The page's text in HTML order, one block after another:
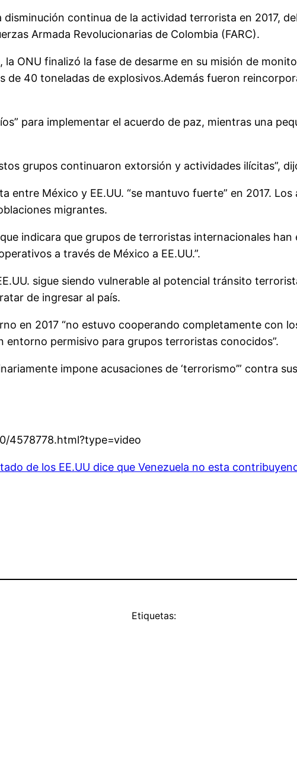
continua de la actividad terrorista en 2017,
Armada Revolucionarias de Colombia (FARC).
ONU finalizó la fase de desarme en su misión de
40 toneladas de explosivos.Además fueron
para implementar el acuerdo de paz, mientras una
grupos continuaron extorsión y actividades ilícitas”,
México y EE.UU. “se mantuvo fuerte” en 2017.
migrantes.
indicara que grupos de terroristas internacionales
a través de México a EE.UU.”.
sigue siendo vulnerable al potencial tránsito
de ingresar al país.
en 2017 “no estuvo cooperando completamente con
entorno permisivo para grupos terroristas conocidos”.
impone acusaciones de ‘terrorismo’” contra
4578778.html?type=video
de los EE.UU dice que Venezuela no esta
Etiquetas: